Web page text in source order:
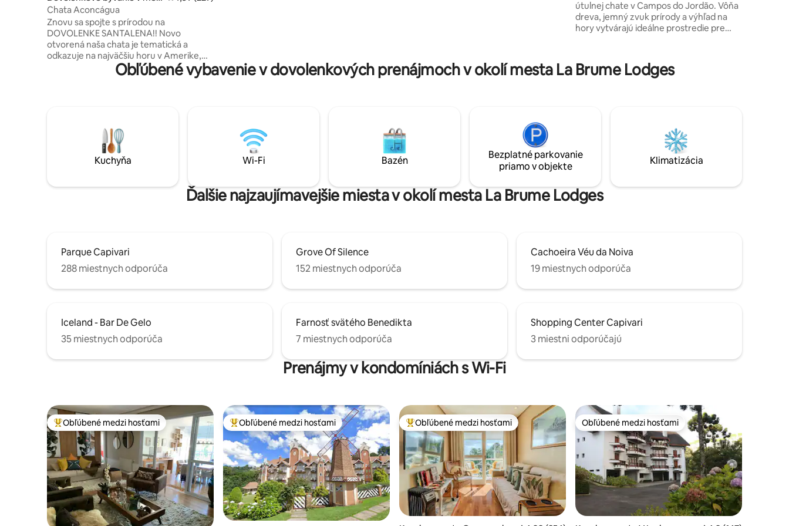
te São Bento do Sapucaí
Chata Aconcágua
Znovu sa spojte s prírodou na
DOVOLENKE SANTALENA!! Novo
otvorená naša chata je tematická a
odkazuje na najväčšiu horu v Amerike,
Aconcágua a nasledujúca po budovách
slnka v regióne!! Miesto so súkromím a
bezpečnosťou. Nachádzame sa v
blízkosti kufkového kameňa, kamennej
reštaurácie Bau a 25 minút od mesta São
útulnej chate v Campos do Jordão. Vôňa
dreva, jemný zvuk prírody a výhľad na
hory vytvárajú ideálne prostredie pre
tým, na čom skutočne záleží. 💫🌲
Vychutnajte si vaňu s výhľadom na les a
spomienku na celý život.
Obľúbené vybavenie v dovolenkových prenájmoch v okolí mesta La Brume Lodges
Kuchyňa Wi-Fi Bazén
Bezplatné parkovanie
priamo v objekte
Klimatizácia
Ďalšie najzaujímavejšie miesta v okolí mesta La Brume Lodges
Parque Capivari
288 miestnych odporúča
Grove Of Silence
152 miestnych odporúča
Cachoeira Véu da Noiva
19 miestnych odporúča
Iceland - Bar De Gelo
35 miestnych odporúča
Farnosť svätého Benedikta
7 miestnych odporúča
Shopping Center Capivari
3 miestni odporúčajú
Prenájmy v kondomíniách s Wi-Fi
Najobľúbenejšie medzi hosťami
Obľúbené medzi hosťami Najobľúbenejšie medzi hosťami
Obľúbené medzi hosťami Najobľúbenejšie medzi hosťami
Obľúbené medzi hosťami Obľúbené medzi hosťami
Obľúbené medzi hosťami